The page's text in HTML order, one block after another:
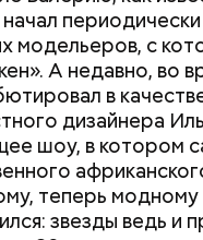
модельеров, с
А недавно, во
в
дизайнера
шоу, в котором
теперь
звезды ведь и